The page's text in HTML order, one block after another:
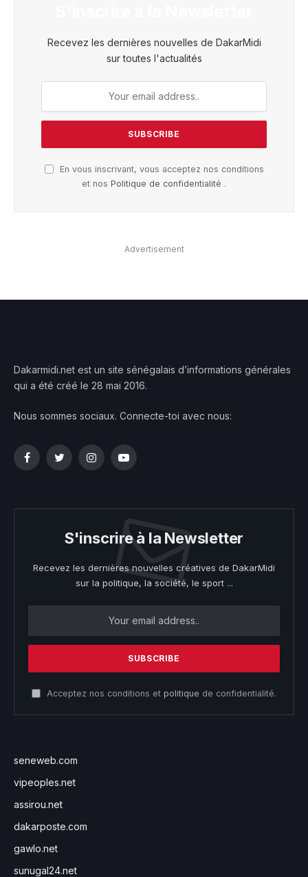
Recevez les dernières nouvelles de DakarMidi
sur toutes l'actualités
En vous inscrivant, vous acceptez nos conditions
et nos Politique de confidentialité .
Advertisement
Dakarmidi.net est un site sénégalais d’informations générales
qui a été créé le 28 mai 2016.
Nous sommes sociaux. Connecte-toi avec nous:
FacebookTwitterInstagramYouTube
S'inscrire à la Newsletter
Recevez les dernières nouvelles créatives de DakarMidi
sur la politique, la société, le sport ...
Acceptez nos conditions et politique de confidentialité.
seneweb.com
vipeoples.net
assirou.net
dakarposte.com
gawlo.net
sunugal24.net